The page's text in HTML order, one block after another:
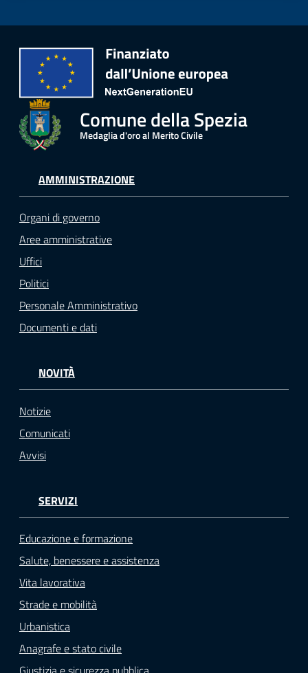
Comune della Spezia
Medaglia d'oro al Merito Civile
AMMINISTRAZIONE
Organi di governo
Aree amministrative
Uffici
Politici
Personale Amministrativo
Documenti e dati
NOVITÀ
Notizie
Comunicati
Avvisi
SERVIZI
Educazione e formazione
Salute, benessere e assistenza
Vita lavorativa
Strade e mobilità
Urbanistica
Anagrafe e stato civile